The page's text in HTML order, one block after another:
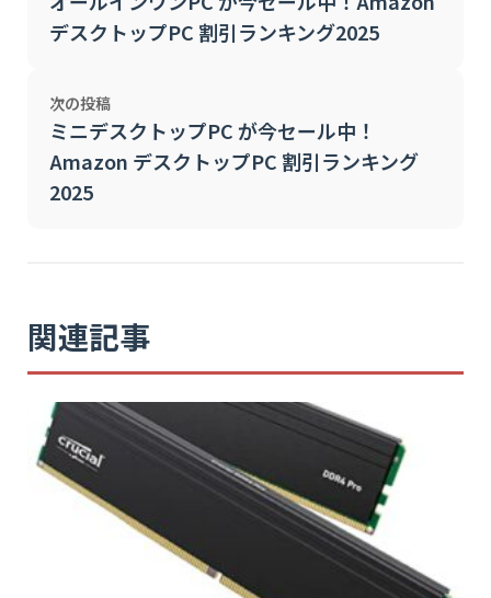
デスクトップPC 割引ランキング2025
次の投稿
ミニデスクトップPC が今セール中！
Amazon デスクトップPC 割引ランキング
2025
関連記事